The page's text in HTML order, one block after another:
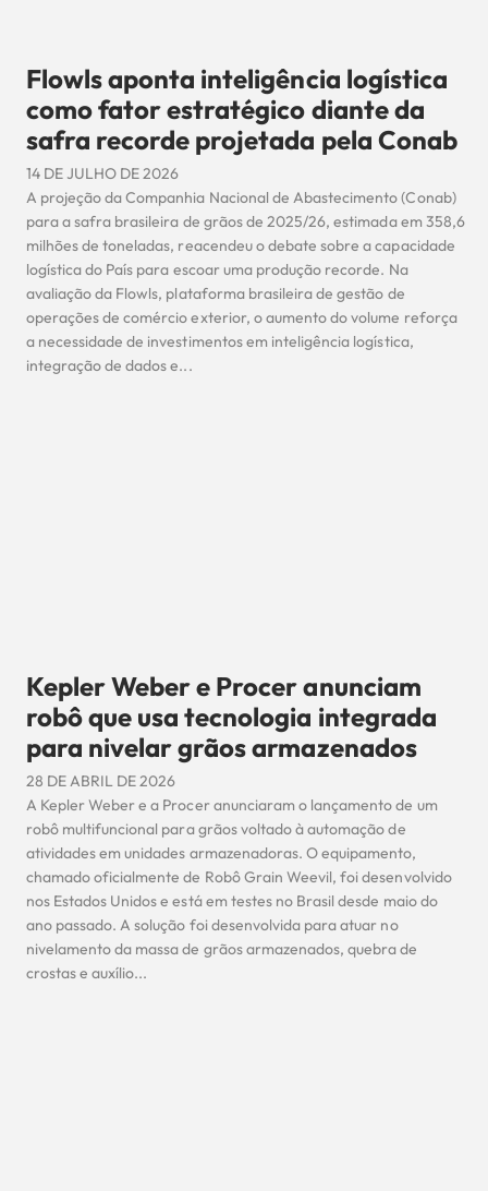
Flowls aponta inteligência logística
como fator estratégico diante da
safra recorde projetada pela Conab
14 DE JULHO DE 2026
A projeção da Companhia Nacional de Abastecimento (Conab)
para a safra brasileira de grãos de 2025/26, estimada em 358,6
milhões de toneladas, reacendeu o debate sobre a capacidade
logística do País para escoar uma produção recorde. Na
avaliação da Flowls, plataforma brasileira de gestão de
operações de comércio exterior, o aumento do volume reforça
a necessidade de investimentos em inteligência logística,
integração de dados e...
Kepler Weber e Procer anunciam
robô que usa tecnologia integrada
para nivelar grãos armazenados
28 DE ABRIL DE 2026
A Kepler Weber e a Procer anunciaram o lançamento de um
robô multifuncional para grãos voltado à automação de
atividades em unidades armazenadoras. O equipamento,
chamado oficialmente de Robô Grain Weevil, foi desenvolvido
nos Estados Unidos e está em testes no Brasil desde maio do
ano passado. A solução foi desenvolvida para atuar no
nivelamento da massa de grãos armazenados, quebra de
crostas e auxílio...